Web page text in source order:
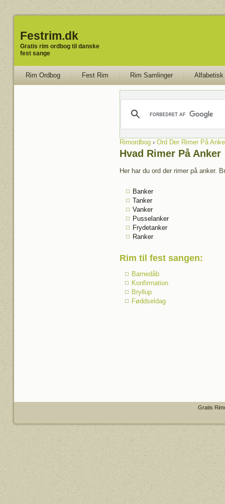
Festrim.dk
Gratis rim ordbog til danske
fest sange
Rim Ordbog Fest Rim Rim Samlinger Alfabetisk
Rimordbog› Ord Der Rimer På
Hvad Rimer På Anker
Her har du ord der rimer på anker.
Banker
Tanker
Vanker
Pusselanker
Frydetanker
Ranker
Rim til fest sangen:
Barnedåb
Konfirmation
Bryllup
Føddseldag
Gratis